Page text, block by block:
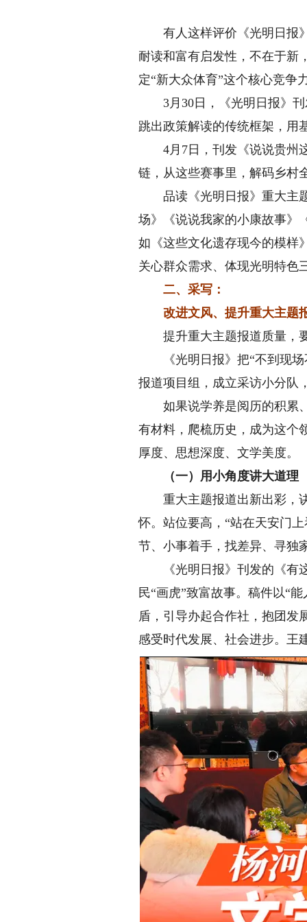
有人这样评价《光明日报》
耐读和富有启发性，不在于新
定“新大众体育”这个核心竞争
3月30日，《光明日报》刊
跳出政策解读的传统框架，用
4月7日，刊发《说说贵州这
链，从这些赛事里，解码乡村
品读《光明日报》重大主题
场》《说说我家的小康故事》
如《这些文化遗存现今的模样
关心群众需求、体现光明特色
二、采写：
改进文风、提升重大主题
提升重大主题报道质量，要
《光明日报》把“不到现场
报道项目组，成立采访小分队
如果说学养是阅历的积累、
有材料，爬梳历史，成为这个
厚度、思想深度、文学美度。
（一）用小角度讲大道理
重大主题报道出新出彩，诀
怀。站位要高，“站在天安门
节、小事着手，找差异、寻独
《光明日报》刊发的《有这
民“画虎”致富故事。稿件以“
盾，引导办起合作社，抱团发
感受时代发展、社会进步。王